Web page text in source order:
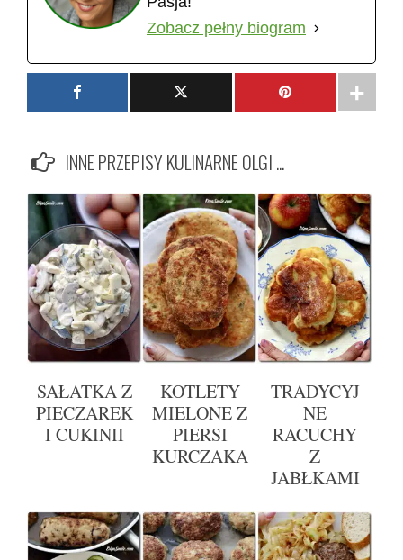
Zobacz pełny biogram
INNE PRZEPISY KULINARNE OLGI ...
SAŁATKA Z
PIECZAREK
I CUKINII
KOTLETY
MIELONE Z
PIERSI
KURCZAKA
TRADYCYJ
NE
RACUCHY
Z
JABŁKAMI